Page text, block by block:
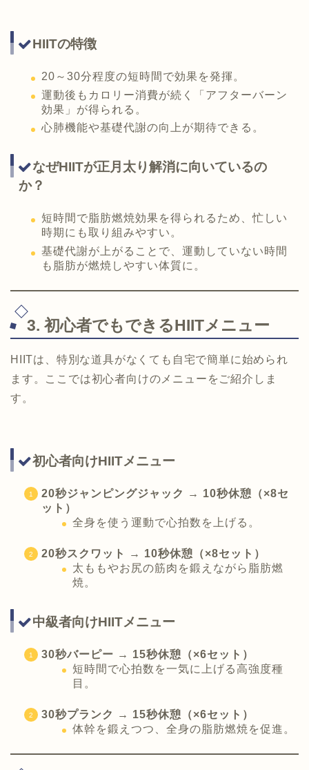
HIITの特徴
20～30分程度の短時間で効果を発揮。
運動後もカロリー消費が続く「アフターバーン
効果」が得られる。
心肺機能や基礎代謝の向上が期待できる。
なぜHIITが正月太り解消に向いているの
か？
短時間で脂肪燃焼効果を得られるため、忙しい
時期にも取り組みやすい。
基礎代謝が上がることで、運動していない時間
も脂肪が燃焼しやすい体質に。
3. 初心者でもできるHIITメニュー
HIITは、特別な道具がなくても自宅で簡単に始められ
ます。ここでは初心者向けのメニューをご紹介しま
す。
初心者向けHIITメニュー
20秒ジャンピングジャック → 10秒休憩（×8セ
ット）
全身を使う運動で心拍数を上げる。
20秒スクワット → 10秒休憩（×8セット）
太ももやお尻の筋肉を鍛えながら脂肪燃
焼。
中級者向けHIITメニュー
30秒バーピー → 15秒休憩（×6セット）
短時間で心拍数を一気に上げる高強度種
目。
30秒プランク → 15秒休憩（×6セット）
体幹を鍛えつつ、全身の脂肪燃焼を促進。